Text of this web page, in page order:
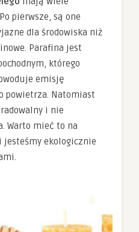
pierwsze, są one
dla środowiska niż
Parafina jest
którego
emisję
powietrza. Natomiast
i nie
Warto mieć to na
jesteśmy ekologicznie